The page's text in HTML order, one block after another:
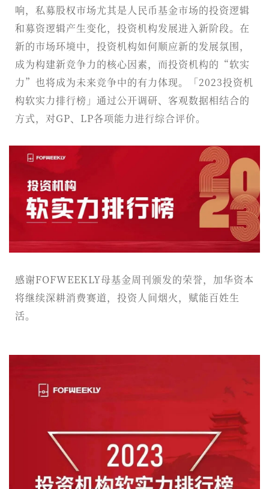
响，私募股权市场尤其是人民币基金市场的投资逻辑
和募资逻辑产生变化，投资机构发展进入新阶段。在
新的市场环境中，投资机构如何顺应新的发展氛围，
成为构建新竞争力的核心因素，而投资机构的“软实
力”也将成为未来竞争中的有力体现。「2023投资机
构软实力排行榜」通过公开调研、客观数据相结合的
方式，对GP、LP各项能力进行综合评价。
感谢FOFWEEKLY母基金周刊颁发的荣誉，加华资本
将继续深耕消费赛道，投资人间烟火，赋能百姓生
活。